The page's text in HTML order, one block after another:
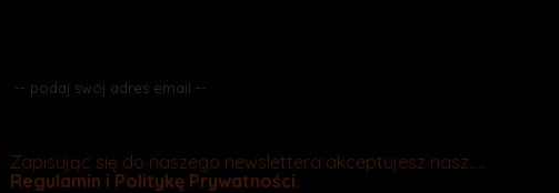
Zapisując się do naszego newslettera akceptujesz nasz.....
Regulamin i Politykę Prywatności.